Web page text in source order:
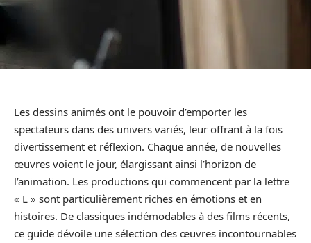
Les dessins animés ont le pouvoir d’emporter les
spectateurs dans des univers variés, leur offrant à la fois
divertissement et réflexion. Chaque année, de nouvelles
œuvres voient le jour, élargissant ainsi l’horizon de
l’animation. Les productions qui commencent par la lettre
« L » sont particulièrement riches en émotions et en
histoires. De classiques indémodables à des films récents,
ce guide dévoile une sélection des œuvres incontournables